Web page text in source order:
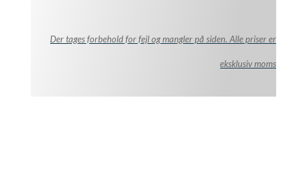
Der tages forbehold for fejl og mangler på siden. Alle priser er
eksklusiv moms